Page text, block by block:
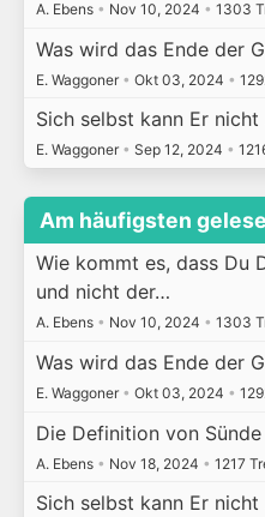
A. Ebens • Nov 10, 2024 • 1303
Was wird das Ende der
E. Waggoner • Okt 03, 2024 •
Sich selbst kann Er nicht
E. Waggoner • Sep 12, 2024 •
Am häufigsten
Wie kommt es, dass Du
und nicht der…
A. Ebens • Nov 10, 2024 • 1303
Was wird das Ende der
E. Waggoner • Okt 03, 2024 •
Die Definition von Sünde
A. Ebens • Nov 18, 2024 • 1217
Sich selbst kann Er nicht